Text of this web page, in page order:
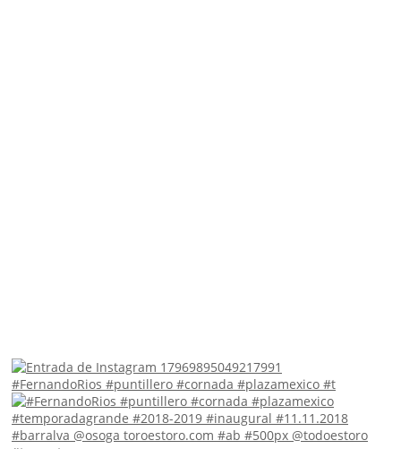
#FernandoRios #puntillero #cornada #plazamexico #t